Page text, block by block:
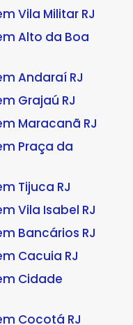
Vila Militar RJ
Alto da Boa
Andaraí RJ
Grajaú RJ
Maracanã RJ
Praça da
Tijuca RJ
Vila Isabel RJ
Bancários RJ
Cacuia RJ
Cidade
Cocotá RJ